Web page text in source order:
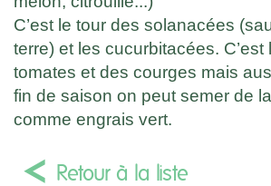
C’est le tour des solanacées
terre) et les cucurbitacées.
tomates et des courges mais
fin de saison on peut semer de
comme engrais vert.
Retour à la liste